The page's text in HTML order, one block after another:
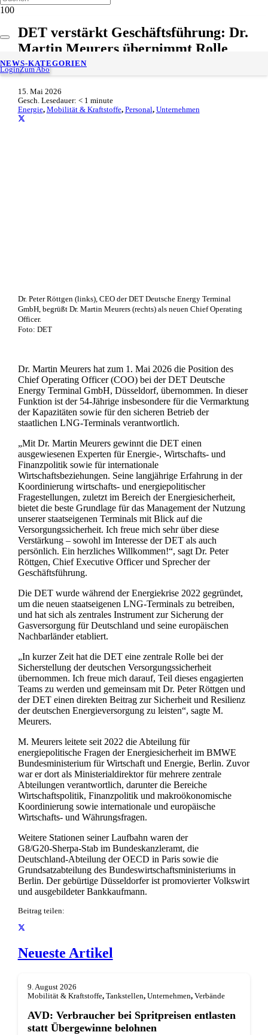
LoginZum Abo
NEWS-KATEGORIEN
DET verstärkt Geschäftsführung: Dr.
Martin Meurers übernimmt Rolle
des COO
15. Mai 2026
Gesch. Lesedauer: < 1 minute
Energie, Mobilität & Kraftstoffe, Personal, Unternehmen
Dr. Peter Röttgen (links), CEO der DET Deutsche Energy Terminal
GmbH, begrüßt Dr. Martin Meurers (rechts) als neuen Chief Operating
Officer.
Foto: DET
Dr. Martin Meurers hat zum 1. Mai 2026 die Position des
Chief Operating Officer (COO) bei der DET Deutsche
Energy Terminal GmbH, Düsseldorf, übernommen. In dieser
Funktion ist der 54‑Jährige insbesondere für die Vermarktung
der Kapazitäten sowie für den sicheren Betrieb der
staatlichen LNG-Terminals verantwortlich.
„Mit Dr. Martin Meurers gewinnt die DET einen
ausgewiesenen Experten für Energie‑, Wirtschafts‑ und
Finanzpolitik sowie für internationale
Wirtschaftsbeziehungen. Seine langjährige Erfahrung in der
Koordinierung wirtschafts- und energiepolitischer
Fragestellungen, zuletzt im Bereich der Energiesicherheit,
bietet die beste Grundlage für das Management der Nutzung
unserer staatseigenen Terminals mit Blick auf die
Versorgungssicherheit. Ich freue mich sehr über diese
Verstärkung – sowohl im Interesse der DET als auch
persönlich. Ein herzliches Willkommen!“, sagt Dr. Peter
Röttgen, Chief Executive Officer und Sprecher der
Geschäftsführung.
Die DET wurde während der Energiekrise 2022 gegründet,
um die neuen staatseigenen LNG-Terminals zu betreiben,
und hat sich als zentrales Instrument zur Sicherung der
Gasversorgung für Deutschland und seine europäischen
Nachbarländer etabliert.
„In kurzer Zeit hat die DET eine zentrale Rolle bei der
Sicherstellung der deutschen Versorgungssicherheit
übernommen. Ich freue mich darauf, Teil dieses engagierten
Teams zu werden und gemeinsam mit Dr. Peter Röttgen und
der DET einen direkten Beitrag zur Sicherheit und Resilienz
der deutschen Energieversorgung zu leisten“, sagte M.
Meurers.
M. Meurers leitete seit 2022 die Abteilung für
energiepolitische Fragen der Energiesicherheit im BMWE
Bundesministerium für Wirtschaft und Energie, Berlin. Zuvor
war er dort als Ministerialdirektor für mehrere zentrale
Abteilungen verantwortlich, darunter die Bereiche
Wirtschaftspolitik, Finanzpolitik und makroökonomische
Koordinierung sowie internationale und europäische
Wirtschafts- und Währungsfragen.
Weitere Stationen seiner Laufbahn waren der
G8/G20‑Sherpa‑Stab im Bundeskanzleramt, die
Deutschland-Abteilung der OECD in Paris sowie die
Grundsatzabteilung des Bundeswirtschaftsministeriums in
Berlin. Der gebürtige Düsseldorfer ist promovierter Volkswirt
und ausgebildeter Bankkaufmann.
Beitrag teilen:
Neueste Artikel
9. August 2026
Mobilität & Kraftstoffe, Tankstellen, Unternehmen, Verbände
AVD: Verbraucher bei Spritpreisen entlasten
statt Übergewinne belohnen